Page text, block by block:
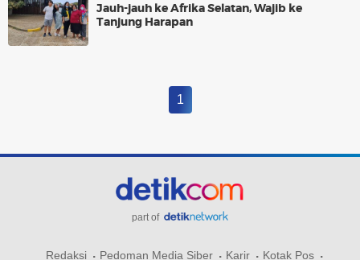
Jauh-jauh ke Afrika Selatan, Wajib ke
Tanjung Harapan
1
part of
Redaksi Pedoman Media Siber Karir
Kotak Pos